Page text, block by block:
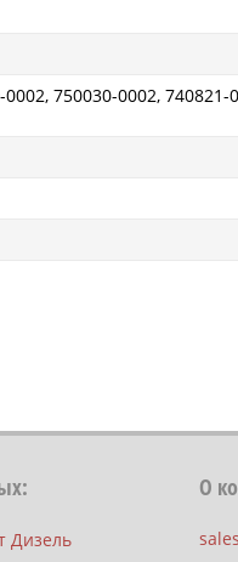
750030-0002,
Дизель
О